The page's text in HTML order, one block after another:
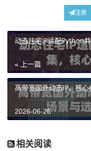
面对市场上琳琅满目
出高性价比选择的第
与对应的IP特性进行
1. 关注成本与长期消
间、高频次地运行，
模式往往是性价比最
的不限量代理IP套餐
效期内不限制IP使用
运营任务。它通过固
注册
动态住宅IP适配Python
« 上一篇
高带宽国外动态IP，核
2026-06-26
相关阅读